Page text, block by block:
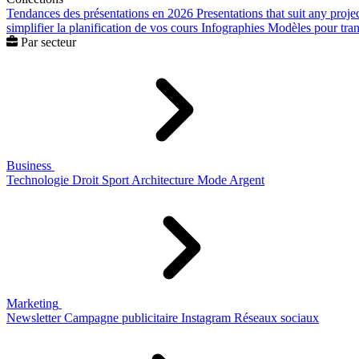
Tendances des présentations en 2026 Presentations that suit any
simplifier la planification de vos cours Infographies Modèles pour
Par secteur
Business
Technologie Droit Sport Architecture Mode Argent
Marketing
Newsletter Campagne publicitaire Instagram Réseaux sociaux